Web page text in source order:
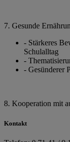
7. Gesunde
- Stärkeres
Schulalltag
-
- Gesünderer
8. Kooperation mit
Kontakt